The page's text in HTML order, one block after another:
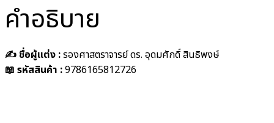
คำอธิบาย
✍️ ชื่อผู้แต่ง :รองศาสตราจารย์ ดร. อุดมศักดิ์ สินธิพงษ์
📖 รหัสสินค้า :9786165812726